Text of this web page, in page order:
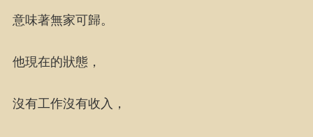
意味著無家可歸。
他現在的狀態，
沒有工作沒有收入，